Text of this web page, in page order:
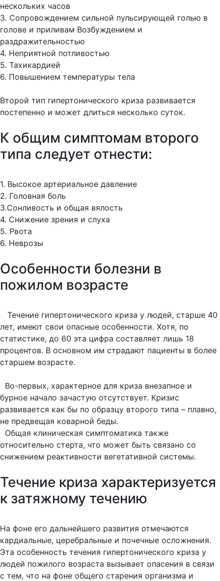
нескольких часов
3. Сопровождением сильной пульсирующей голью в
голове и приливам Возбуждением и
раздражительностью
4. Неприятной потливостью
5. Тахикардией
6. Повышением температуры тела
Второй тип гипертонического криза развивается
постепенно и может длиться несколько суток.
К общим симптомам второго
типа следует отнести:
1. Высокое артериальное давление
2. Головная боль
3.Сонливость и общая вялость
4. Снижение зрения и слуха
5. Рвота
6. Неврозы
Особенности болезни в
пожилом возрасте
Течение гипертонического криза у людей, старше 40
лет, имеют свои опасные особенности. Хотя, по
статистике, до 60 эта цифра составляет лишь 18
процентов. В основном им страдают пациенты в более
старшем возрасте.
Во-первых, характерное для криза внезапное и
бурное начало зачастую отсутствует. Кризис
развивается как бы по образцу второго типа – плавно,
не предвещая коварной беды.
Общая клиническая симптоматика также
относительно стерта, что может быть связано со
снижением реактивности вегетативной системы.
Течение криза характеризуется
к затяжному течению
На фоне его дальнейшего развития отмечаются
кардиальные, церебральные и почечные осложнения.
Эта особенность течения гипертонического криза у
людей пожилого возраста вызывает опасения в связи
с тем, что на фоне общего старения организма и